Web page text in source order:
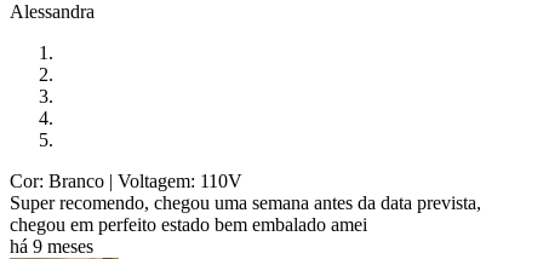
Alessandra
Cor: Branco | Voltagem: 110V
Super recomendo, chegou uma semana antes da data prevista,
chegou em perfeito estado bem embalado amei
há 9 meses